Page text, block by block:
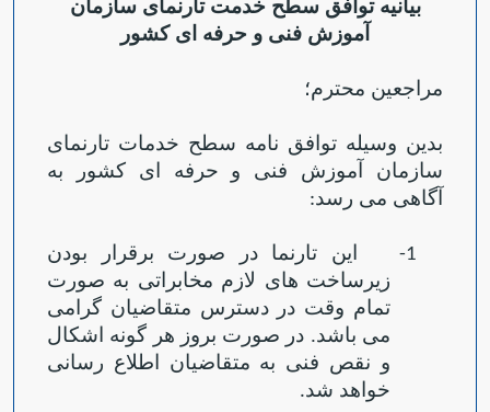
بیانیه توافق سطح خدمت تارنمای سازمان
آموزش فنی و حرفه ای کشور
مراجعین محترم؛
بدین وسیله توافق نامه سطح خدمات تارنمای
سازمان آموزش فنی و حرفه ای کشور به
آگاهی می رسد:
1-
این تارنما در صورت برقرار بودن
زیرساخت های لازم مخابراتی به صورت
تمام وقت در دسترس متقاضیان گرامی
می باشد. در صورت بروز هر گونه اشکال
و نقص فنی به متقاضیان اطلاع رسانی
خواهد شد.